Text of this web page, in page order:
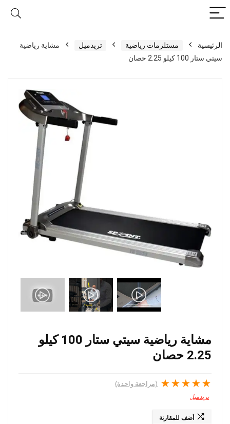
الرئيسية مستلزمات رياضية تريدميل
مشاية رياضية
سيتي ستار 100 كيلو 2.25 حصان
مشاية رياضية سيتي ستار 100 كيلو
2.25 حصان
★
★
★
★
★ (مراجعة واحدة)
تريدميل
أضف للمقارنة